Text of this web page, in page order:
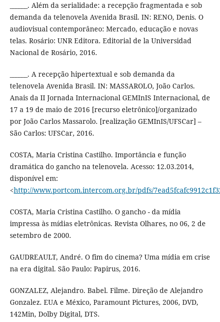
______. Além da serialidade: a recepção fragmentada e sob
demanda da telenovela Avenida Brasil. IN: RENO, Denis. O
audiovisual contemporâneo: Mercado, educação e novas
telas. Rosário: UNR Editora. Editorial de la Universidad
Nacional de Rosário, 2016.
______. A recepção hipertextual e sob demanda da
telenovela Avenida Brasil. IN: MASSAROLO, João Carlos.
Anais da II Jornada Internacional GEMInIS Internacional, de
17 a 19 de maio de 2016 [recurso eletrônico]/organizado
por João Carlos Massarolo. [realização GEMInIS/UFSCar] –
São Carlos: UFSCar, 2016.
COSTA, Maria Cristina Castilho. Importância e função
dramática do gancho na telenovela. Acesso: 12.03.2014,
disponível em:
<http://www.portcom.intercom.org.br/pdfs/
COSTA, Maria Cristina Castilho. O gancho - da mídia
impressa às mídias eletrônicas. Revista Olhares, no 06, 2 de
setembro de 2000.
GAUDREAULT, André. O fim do cinema? Uma mídia em crise
na era digital. São Paulo: Papirus, 2016.
GONZALEZ, Alejandro. Babel. Filme. Direção de Alejandro
Gonzalez. EUA e México, Paramount Pictures, 2006, DVD,
142Min, Dolby Digital, DTS.